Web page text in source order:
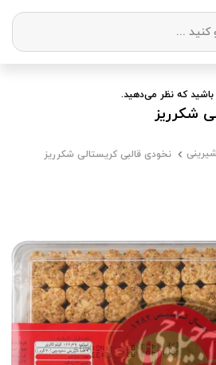
زعفران
شیرینی نخودی قالبی کریستالی شکرریز
باشید که نظر می‌دهید.
شکرریز